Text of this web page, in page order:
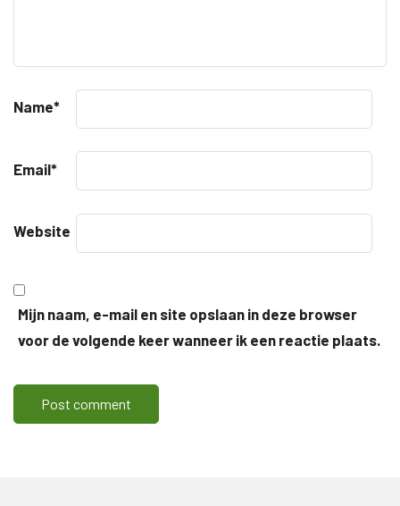
Name*
Email*
Website
Mijn naam, e-mail en site opslaan in deze browser
voor de volgende keer wanneer ik een reactie plaats.